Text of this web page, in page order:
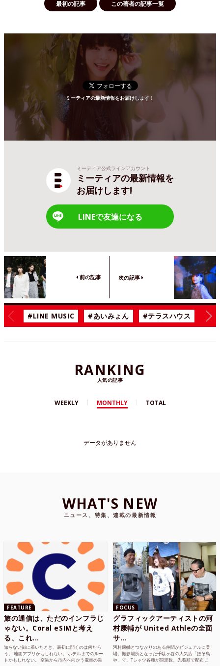
最初の記事 この著者の記事一覧
ミーティアの最新情報をお届けします！
ミーティア公式ラインアカウント
ミーティアの最新情報を
お届けします!
LINEで友達になる
前の記事 次の記事
#LINE MUSIC #あいみょん #テラスハウス #漫
RANKING
人気の記事
WEEKLY MONTHLY TOTAL
データがありません
WHAT'S NEW
ニュース、特集、連載の最新情報
FEATURE
旅の通信は、ただのインフラじ
ゃない。Coral eSIMと考え
る、これ...
知らない街に着いたとき、最初に開くのは何だろ
う。 地図アプリかもしれない。 ホテルまでのルー
トかもしれない。 空港から市内へ向かう電車の乗
FOCUS
グラフィックアーティストの河
村康輔が United Athleの全面
サ...
河村康輔とつながりのある仲間がビジュアルに登
場。撮影場所となった千駄ヶ谷の人気店「ほそ島
や」で、Tシャツ各種が限定数、先着順で配布 こ